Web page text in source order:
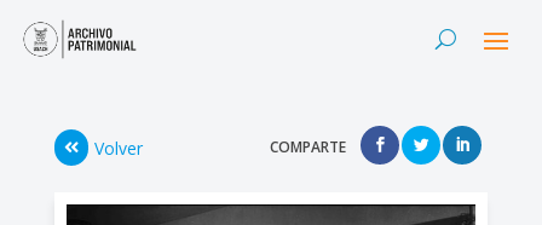
Volver COMPARTE